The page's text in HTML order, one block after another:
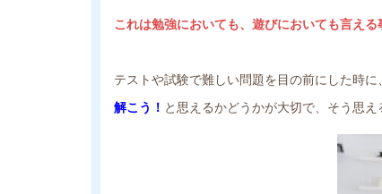
これは勉強においても、遊びにおいても言える
テストや試験で難しい問題を目の前にした時に
解こう！ と思えるかどうかが大切で、そう思